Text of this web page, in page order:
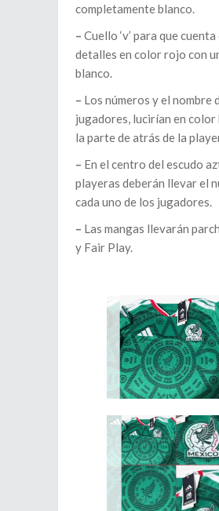
completamente blanco.
– Cuello ‘v’ para que cuenta
detalles en color rojo con
blanco.
– Los números y el nombre
jugadores, lucirían en color
la parte de atrás de la
– En el centro del escudo
playeras deberán llevar el
cada uno de los jugadores.
– Las mangas llevarán
y Fair Play.